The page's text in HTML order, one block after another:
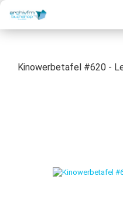
Kinowerbetafel #620 -